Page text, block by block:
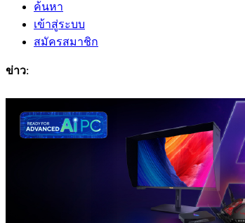
ค้นหา
เข้าสู่ระบบ
สมัครสมาชิก
ข่าว: